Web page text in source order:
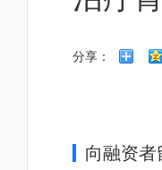
分享：
向融资者